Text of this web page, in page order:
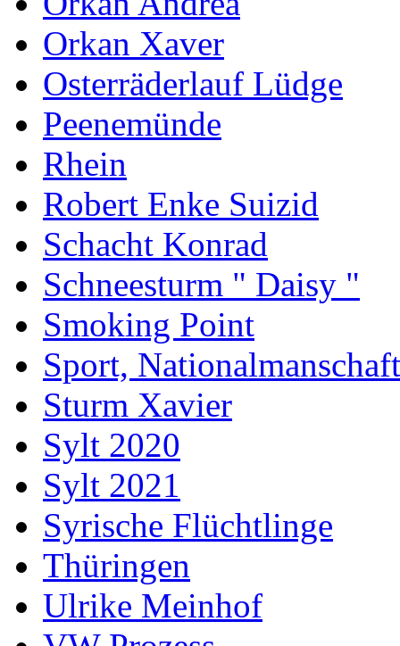
Orkan Xaver
Osterräderlauf Lüdge
Peenemünde
Rhein
Robert Enke Suizid
Schacht Konrad
Schneesturm " Daisy "
Smoking Point
Sport, Nationalmanschaft
Sturm Xavier
Sylt 2020
Sylt 2021
Syrische Flüchtlinge
Thüringen
Ulrike Meinhof